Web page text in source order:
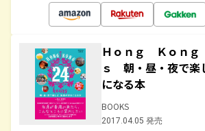
Ｈｏｎｇ Ｋｏｎ
ｓ 朝・昼・夜で楽
になる本
BOOKS
2017.04.05 発売